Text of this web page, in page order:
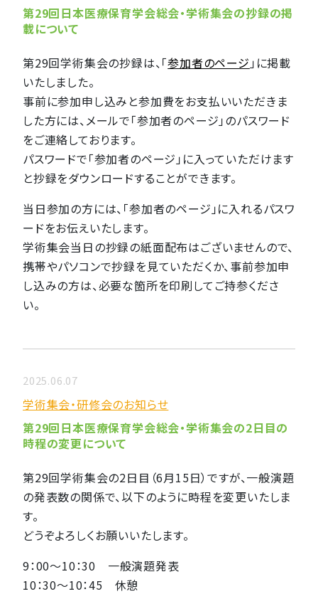
第29回日本医療保育学会総会・学術集会の抄録の掲
載について
第29回学術集会の抄録は、「参加者のページ」に掲載
いたしました。
事前に参加申し込みと参加費をお支払いいただきま
した方には、メールで「参加者のページ」のパスワード
をご連絡しております。
パスワードで「参加者のページ」に入っていただけます
と抄録をダウンロードすることができます。
当日参加の方には、「参加者のページ」に入れるパスワ
ードをお伝えいたします。
学術集会当日の抄録の紙面配布はございませんので、
携帯やパソコンで抄録を見ていただくか、事前参加申
し込みの方は、必要な箇所を印刷してご持参くださ
い。
2025.06.07
学術集会・研修会のお知らせ
第29回日本医療保育学会総会・学術集会の2日目の
時程の変更について
第29回学術集会の2日目（6月15日）ですが、一般演題
の発表数の関係で、以下のように時程を変更いたしま
す。
どうぞよろしくお願いいたします。
9：00～10：30 一般演題発表
10：30～10：45 休憩